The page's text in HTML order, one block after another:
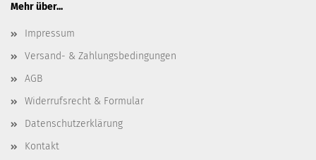
Mehr über...
Impressum
Versand- & Zahlungsbedingungen
AGB
Widerrufsrecht & Formular
Datenschutzerklärung
Kontakt